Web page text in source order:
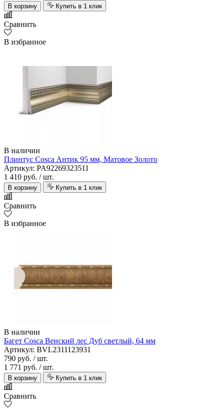
В корзину Купить в 1 клик
Сравнить
В избранное
В наличии
Плинтус Cosca Антик 95 мм, Матовое Золото
Артикул: PA92269323511
1 410 руб. / шт.
В корзину Купить в 1 клик
Сравнить
В избранное
В наличии
Багет Cosca Венский лес Дуб светлый, 64 мм
Артикул: BVL2311123931
790 руб. / шт.
1 771 руб. / шт.
В корзину Купить в 1 клик
Сравнить